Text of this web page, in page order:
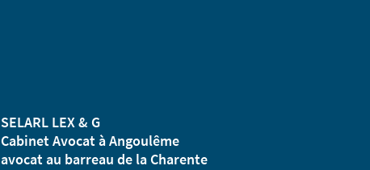
SELARL LEX & G
Cabinet Avocat à Angoulême
avocat au barreau de la Charente